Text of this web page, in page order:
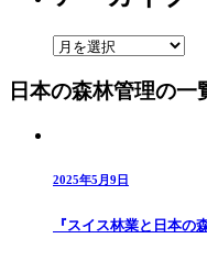
ー
ア
カ
日本の森林管理の一
2025年5月9日
『スイス林業と日本